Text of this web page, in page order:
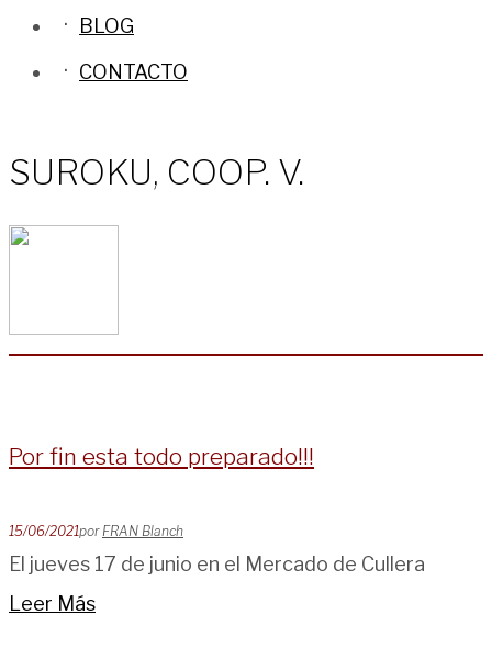
BLOG
CONTACTO
SUROKU, COOP. V.
Por fin esta todo preparado!!!
15/06/2021porFRAN Blanch
El jueves 17 de junio en el Mercado de Cullera
Leer Más